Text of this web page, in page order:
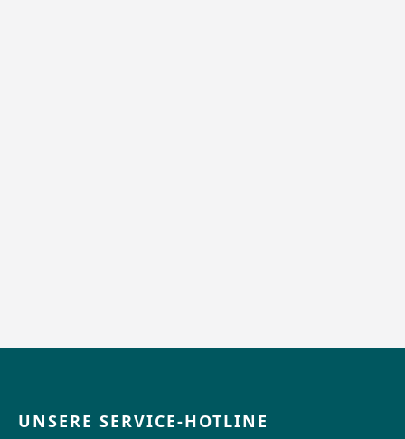
UNSERE SERVICE-HOTLINE